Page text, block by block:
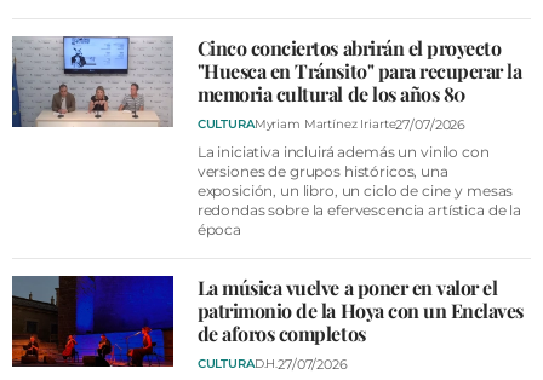
Cinco conciertos abrirán el proyecto
"Huesca en Tránsito" para recuperar la
memoria cultural de los años 80
CULTURAMyriam Martínez Iriarte27/07/2026
La iniciativa incluirá además un vinilo con
versiones de grupos históricos, una
exposición, un libro, un ciclo de cine y mesas
redondas sobre la efervescencia artística de la
época
La música vuelve a poner en valor el
patrimonio de la Hoya con un Enclaves
de aforos completos
CULTURAD.H.27/07/2026